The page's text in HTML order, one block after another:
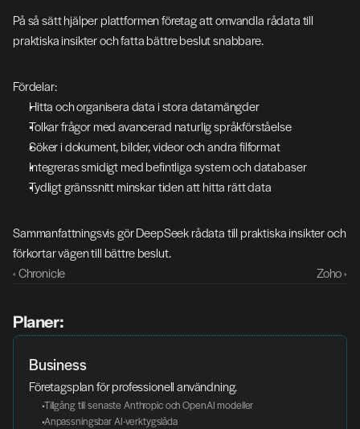
På så sätt hjälper plattformen företag att omvandla rådata till
praktiska insikter och fatta bättre beslut snabbare.
Fördelar:
Hitta och organisera data i stora datamängder
Tolkar frågor med avancerad naturlig språkförståelse
Söker i dokument, bilder, videor och andra filformat
Integreras smidigt med befintliga system och databaser
Tydligt gränssnitt minskar tiden att hitta rätt data
Sammanfattningsvis gör DeepSeek rådata till praktiska insikter och
förkortar vägen till bättre beslut.
‹ Chronicle
Zoho ›
Planer:
Business
Företagsplan för professionell användning.
Tillgång till senaste Anthropic och OpenAI modeller
Anpassningsbar AI-verktygslåda